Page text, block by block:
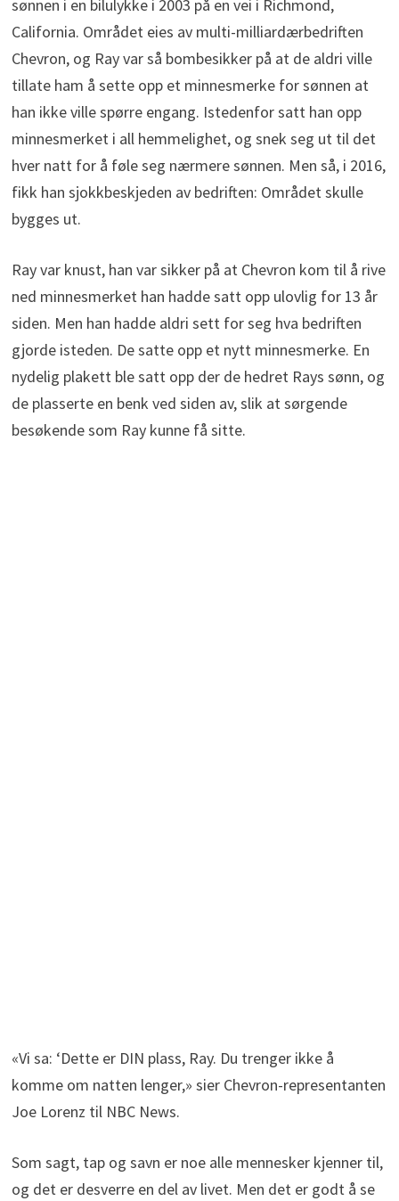
sønnen i en bilulykke i 2003 på en vei i Richmond,
California. Området eies av multi-milliardærbedriften
Chevron, og Ray var så bombesikker på at de aldri ville
tillate ham å sette opp et minnesmerke for sønnen at
han ikke ville spørre engang. Istedenfor satt han opp
minnesmerket i all hemmelighet, og snek seg ut til det
hver natt for å føle seg nærmere sønnen. Men så, i 2016,
fikk han sjokkbeskjeden av bedriften: Området skulle
bygges ut.
Ray var knust, han var sikker på at Chevron kom til å rive
ned minnesmerket han hadde satt opp ulovlig for 13 år
siden. Men han hadde aldri sett for seg hva bedriften
gjorde isteden. De satte opp et nytt minnesmerke. En
nydelig plakett ble satt opp der de hedret Rays sønn, og
de plasserte en benk ved siden av, slik at sørgende
besøkende som Ray kunne få sitte.
«Vi sa: ‘Dette er DIN plass, Ray. Du trenger ikke å
komme om natten lenger,» sier Chevron-representanten
Joe Lorenz til NBC News.
Som sagt, tap og savn er noe alle mennesker kjenner til,
og det er desverre en del av livet. Men det er godt å se